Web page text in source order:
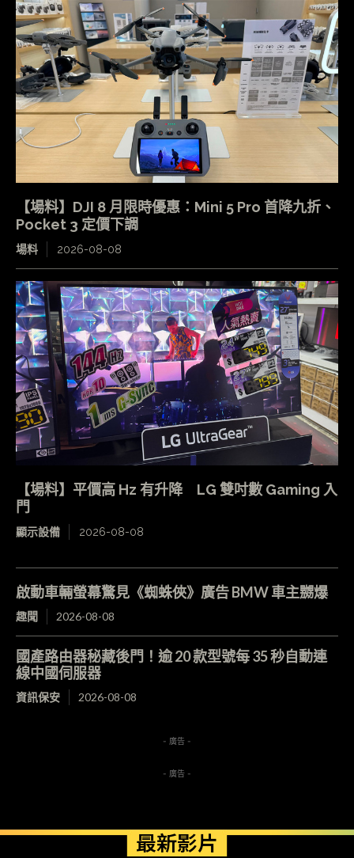
【場料】DJI 8 月限時優惠：Mini 5 Pro 首降九折、
Pocket 3 定價下調
場料 2026-08-08
【場料】平價高 Hz 有升降 LG 雙吋數 Gaming 入
門
顯示設備 2026-08-08
啟動車輛螢幕驚見《蜘蛛俠》廣告 BMW 車主嬲爆
趣聞 2026-08-08
國產路由器秘藏後門！逾 20 款型號每 35 秒自動連
線中國伺服器
資訊保安 2026-08-08
- 廣告 -
- 廣告 -
最新影片